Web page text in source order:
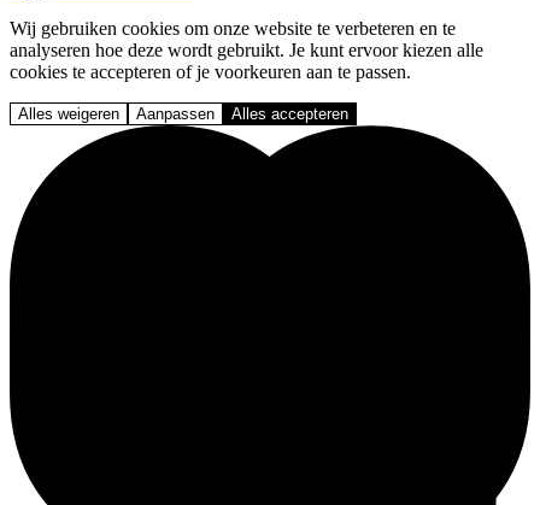
Wij gebruiken cookies om onze website te verbeteren en te
analyseren hoe deze wordt gebruikt. Je kunt ervoor kiezen alle
cookies te accepteren of je voorkeuren aan te passen.
Alles weigeren Aanpassen Alles accepteren